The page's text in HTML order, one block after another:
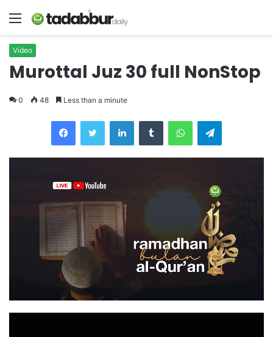
Menu
Video
Murottal Juz 30 full NonStop
0 48 Less than a minute
LinkedInTumblr WhatsAppTelegram